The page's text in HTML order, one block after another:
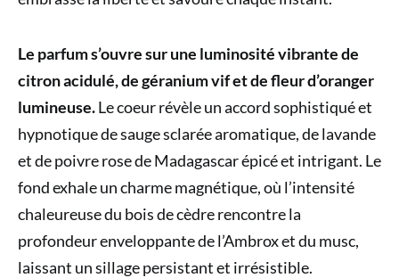
Le parfum s’ouvre sur une luminosité vibrante de
citron acidulé, de géranium vif et de fleur d’oranger
lumineuse.Le coeur révèle un accord sophistiqué et
hypnotique de sauge sclarée aromatique, de lavande
et de poivre rose de Madagascar épicé et intrigant. Le
fond exhale un charme magnétique, où l’intensité
chaleureuse du bois de cèdre rencontre la
profondeur enveloppante de l’Ambrox et du musc,
laissant un sillage persistant et irrésistible.